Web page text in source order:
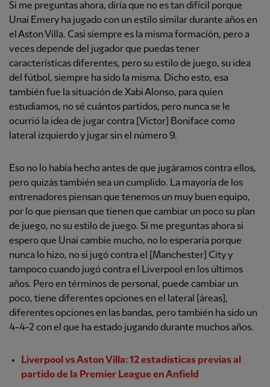
Si me preguntas ahora, diría que no es tan difícil porque
Unai Emery ha jugado con un estilo similar durante años en
el Aston Villa. Casi siempre es la misma formación, pero a
veces depende del jugador que puedas tener
características diferentes, pero su estilo de juego, su idea
del fútbol, siempre ha sido la misma. Dicho esto, esa
también fue la situación de Xabi Alonso, para quien
estudiamos, no sé cuántos partidos, pero nunca se le
ocurrió la idea de jugar contra [Victor] Boniface como
lateral izquierdo y jugar sin el número 9.
Eso no lo había hecho antes de que jugáramos contra ellos,
pero quizás también sea un cumplido. La mayoría de los
entrenadores piensan que tenemos un muy buen equipo,
por lo que piensan que tienen que cambiar un poco su plan
de juego, no su estilo de juego. Si me preguntas ahora si
espero que Unai cambie mucho, no lo esperaría porque
nunca lo hizo, no si jugó contra el [Manchester] City y
tampoco cuando jugó contra el Liverpool en los últimos
años. Pero en términos de personal, puede cambiar un
poco, tiene diferentes opciones en el lateral [áreas],
diferentes opciones en las bandas, pero también ha sido un
4-4-2 con el que ha estado jugando durante muchos años.
Liverpool vs Aston Villa: 12 estadísticas previas al
partido de la Premier League en Anfield